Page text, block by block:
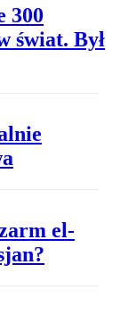
300
świat. Był
el-